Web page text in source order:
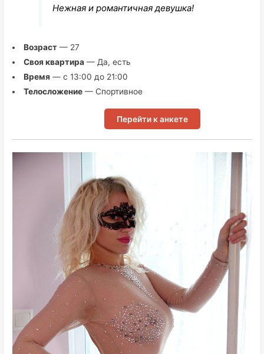
Нежная и романтичная девушка!
Возраст— 27
Своя квартира— Да, есть
Время — с 13:00 до 21:00
Телосложение— Спортивное
Перейти к анкете